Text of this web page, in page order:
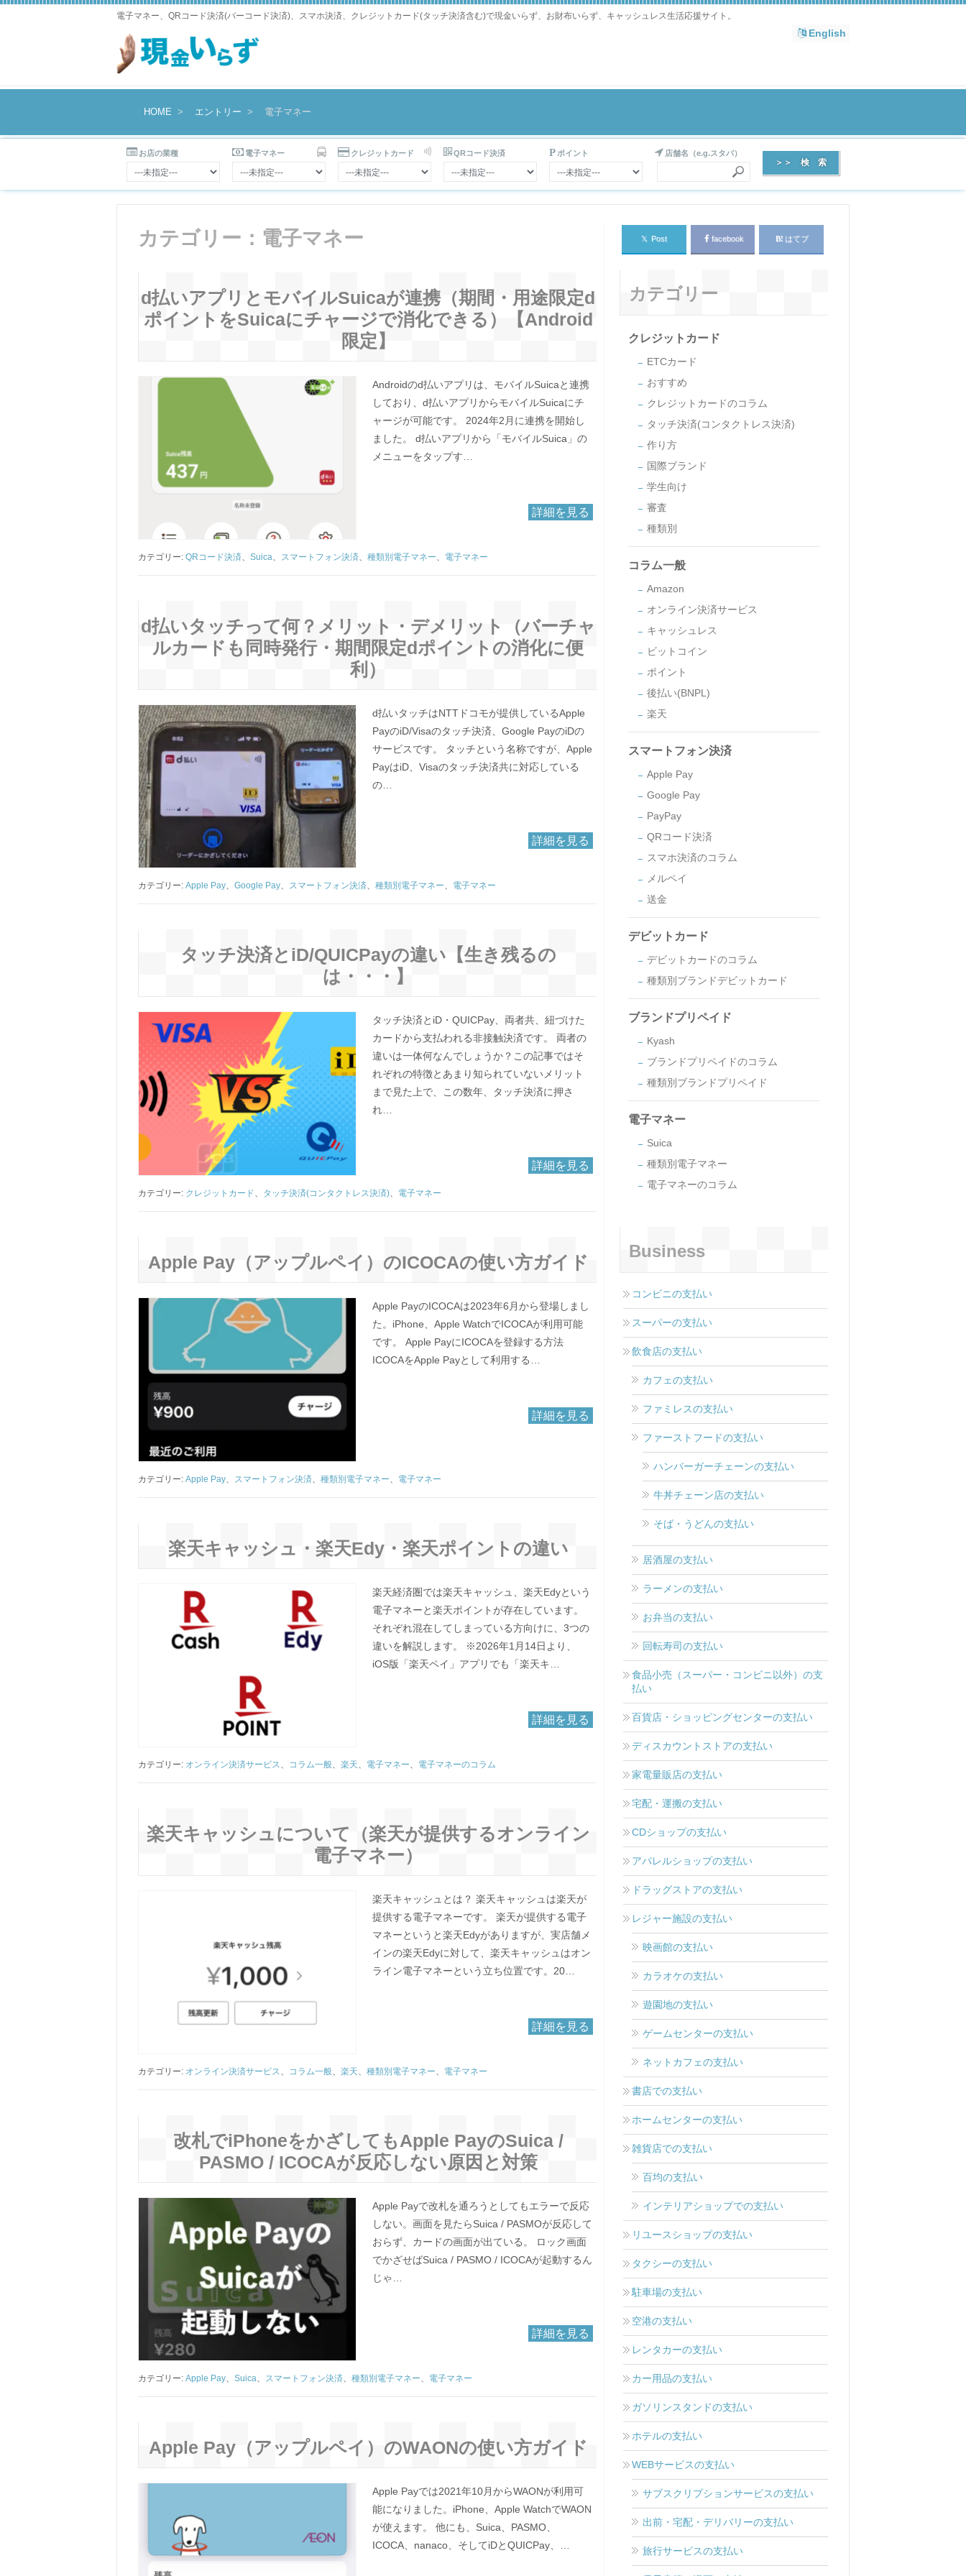
電子マネー、QRコード決済(バーコード決済)、スマホ決済、クレジットカード(タッチ決済含む)で現金いらず、お財布いらず、キャッシュレス生活応援サイト。
English
HOME エントリー 電子マネー
お店の業種 電子マネー クレジットカード QRコード決済 ポイント 店舗名（e.g.スタバ）
カテゴリー：電子マネー
d払いアプリとモバイルSuicaが連携（期間・用途限定d
ポイントをSuicaにチャージで消化できる）【Android
限定】
Androidのd払いアプリは、モバイルSuicaと連携
しており、d払いアプリからモバイルSuicaにチ
ャージが可能です。 2024年2月に連携を開始し
ました。 d払いアプリから「モバイルSuica」の
メニューをタップす…
詳細を見る
カテゴリー: QRコード決済、 Suica、 スマートフォン決済、 種類別電子マネー、 電子マネー
d払いタッチって何？メリット・デメリット（バーチャ
ルカードも同時発行・期間限定dポイントの消化に便
利）
d払いタッチはNTTドコモが提供しているApple
PayのiD/Visaのタッチ決済、Google PayのiDの
サービスです。 タッチという名称ですが、Apple
PayはiD、Visaのタッチ決済共に対応している
の…
詳細を見る
カテゴリー: Apple Pay、 Google Pay、 スマートフォン決済、 種類別電子マネー、 電子マネー
タッチ決済とiD/QUICPayの違い【生き残るの
は・・・】
タッチ決済とiD・QUICPay、両者共、紐づけた
カードから支払われる非接触決済です。 両者の
違いは一体何なんでしょうか？この記事ではそ
れぞれの特徴とあまり知られていないメリット
まで見た上で、この数年、タッチ決済に押さ
れ…
詳細を見る
カテゴリー: クレジットカード、 タッチ決済(コンタクトレス決済)、 電子マネー
Apple Pay（アップルペイ）のICOCAの使い方ガイド
Apple PayのICOCAは2023年6月から登場しまし
た。iPhone、Apple WatchでICOCAが利用可能
です。 Apple PayにICOCAを登録する方法
ICOCAをApple Payとして利用する…
詳細を見る
カテゴリー: Apple Pay スマートフォン決済 種類別電子マネー 電子マネー
楽天キャッシュ・楽天Edy・楽天ポイントの違い
楽天経済圏では楽天キャッシュ、楽天Edyという
電子マネーと楽天ポイントが存在しています。
それぞれ混在してしまっている方向けに、3つの
違いを解説します。 ※2026年1月14日より、
iOS版「楽天ペイ」アプリでも「楽天キ…
詳細を見る
カテゴリー: オンライン決済サービス、 コラム一般、 楽天、 電子マネー、 電子マネーのコラム
楽天キャッシュについて（楽天が提供するオンライン
電子マネー）
楽天キャッシュとは？ 楽天キャッシュは楽天が
提供する電子マネーです。 楽天が提供する電子
マネーというと楽天Edyがありますが、実店舗メ
インの楽天Edyに対して、楽天キャッシュはオン
ライン電子マネーという立ち位置です。20…
詳細を見る
カテゴリー: オンライン決済サービス、 コラム一般、 楽天、 種類別電子マネー、 電子マネー
改札でiPhoneをかざしてもApple PayのSuica /
PASMO / ICOCAが反応しない原因と対策
Apple Payで改札を通ろうとしてもエラーで反応
しない。画面を見たらSuica / PASMOが反応して
おらず、カードの画面が出ている。 ロック画面
でかざせばSuica / PASMO / ICOCAが起動するん
じゃ…
詳細を見る
カテゴリー: Apple Pay、 Suica、 スマートフォン決済、 種類別電子マネー、 電子マネー
Apple Pay（アップルペイ）のWAONの使い方ガイド
Apple Payでは2021年10月からWAONが利用可
能になりました。iPhone、Apple WatchでWAON
が使えます。 他にも、Suica、PASMO、
ICOCA、nanaco、そしてiDとQUICPay、…
𝕏 Post facebook はてブ
カテゴリー
クレジットカード
ETCカード
おすすめ
クレジットカードのコラム
タッチ決済(コンタクトレス決済)
作り方
国際ブランド
学生向け
審査
種類別
コラム一般
Amazon
オンライン決済サービス
キャッシュレス
ビットコイン
ポイント
後払い(BNPL)
楽天
スマートフォン決済
Apple Pay
Google Pay
PayPay
QRコード決済
スマホ決済のコラム
メルペイ
送金
デビットカード
デビットカードのコラム
種類別ブランドデビットカード
ブランドプリペイド
Kyash
ブランドプリペイドのコラム
種類別ブランドプリペイド
電子マネー
Suica
種類別電子マネー
電子マネーのコラム
Business
コンビニの支払い
スーパーの支払い
飲食店の支払い
カフェの支払い
ファミレスの支払い
ファーストフードの支払い
ハンバーガーチェーンの支払い
牛丼チェーン店の支払い
そば・うどんの支払い
居酒屋の支払い
ラーメンの支払い
お弁当の支払い
回転寿司の支払い
食品小売（スーパー・コンビニ以外）の支
払い
百貨店・ショッピングセンターの支払い
ディスカウントストアの支払い
家電量販店の支払い
宅配・運搬の支払い
CDショップの支払い
アパレルショップの支払い
ドラッグストアの支払い
レジャー施設の支払い
映画館の支払い
カラオケの支払い
遊園地の支払い
ゲームセンターの支払い
ネットカフェの支払い
書店での支払い
ホームセンターの支払い
雑貨店での支払い
百均の支払い
インテリアショップでの支払い
リユースショップの支払い
タクシーの支払い
駐車場の支払い
空港の支払い
レンタカーの支払い
カー用品の支払い
ガソリンスタンドの支払い
ホテルの支払い
WEBサービスの支払い
サブスクリプションサービスの支払い
出前・宅配・デリバリーの支払い
旅行サービスの支払い